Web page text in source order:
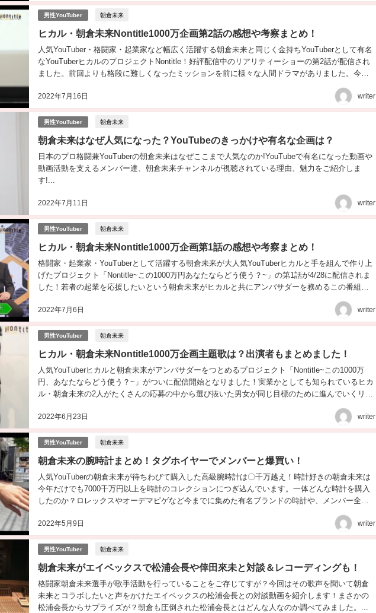
男性YouTuber 朝倉未来
ヒカル・朝倉未来Nontitle1000万企画第2話の感想や考察まとめ！
2022年7月16日
人気YouTuber・格闘家・起業家など幅広く活躍する朝倉未来と同じく金持ちYouTuberとして有名
なYouTuberヒカルのプロジェクトNontitle！好評配信中のリアリティーショーの第2話が配信され
ました。前回よりも格段に難しくなったミッションを前に様々な人間ドラマがありました。今回
writer
男性YouTuber 朝倉未来
朝倉未来はなぜ人気になった？YouTubeのきっかけや有名な企画は？
2022年7月11日
日本のプロ格闘兼YouTuberの朝倉未来はなぜここまで人気なのか!YouTubeで有名になった動画や
動画活動を支えるメンバー達、朝倉未来チャンネルが視聴されている理由、魅力をご紹介しま
す!...
writer
男性YouTuber 朝倉未来
ヒカル・朝倉未来Nontitle1000万企画第1話の感想や考察まとめ！
2022年7月6日
格闘家・起業家・YouTuberとして活躍する朝倉未来が大人気YouTuberヒカルと手を組んで作り上
げたプロジェクト「Nontitle~この1000万円あなたならどう使う？~」の第1話が4/28に配信されま
した！若者の起業を応援したいという朝倉未来がヒカルと共にアンバサダーを務めるこの番組。
writer
男性YouTuber 朝倉未来
ヒカル・朝倉未来Nontitle1000万企画主題歌は？出演者もまとめました！
2022年6月23日
人気YouTuberヒカルと朝倉未来がアンバサダーをつとめるプロジェクト「Nontitle~この1000万
円、あなたならどう使う？~」がついに配信開始となりました！実業かとしても知られているヒカ
ル・朝倉未来の2人がたくさんの応募の中から選び抜いた男女が同じ目標のために進んでいくリア
writer
男性YouTuber 朝倉未来
朝倉未来の腕時計まとめ！タグホイヤーでメンバーと爆買い！
2022年5月9日
人気YouTuberの朝倉未来が待ちわびて購入した高級腕時計は〇千万越え！時計好きの朝倉未来は
今年だけでも7000千万円以上を時計のコレクションにつぎ込んでいます。一体どんな時計を購入
したのか？ロレックスやオーデマピゲなど今までに集めた有名ブランドの時計や、メンバー全員
writer
男性YouTuber 朝倉未来
朝倉未来がエイベックスで松浦会長や倖田來未と対談＆レコーディングも！
格闘家朝倉未来選手が歌手活動を行っていることをご存じてすが？今回はその歌声を聞いて朝倉
未来とコラボしたいと声をかけたエイベックスの松浦会長との対談動画を紹介します！まさかの
松浦会長からサプライズが？朝倉も圧倒された松浦会長とはどんな人なのか調べてみました。...